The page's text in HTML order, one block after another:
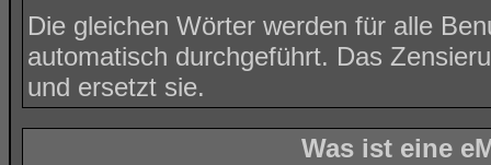
Die gleichen Wörter werden für alle
automatisch durchgeführt. Das
und ersetzt sie.
Was ist eine